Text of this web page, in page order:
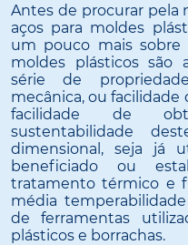
Antes de procurar pela
aços para moldes
um pouco mais sobre
moldes plásticos são
série de
mecânica, ou facilidade
facilidade de
sustentabilidade
dimensional, seja já
beneficiado ou
tratamento térmico e
média
de ferramentas
plásticos e borrachas.